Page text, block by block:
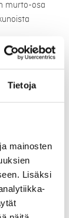
Tietoja
mainosten
Lisäksi
murto-osa
lisäävät
ehkä
paljon
jokainen
myös